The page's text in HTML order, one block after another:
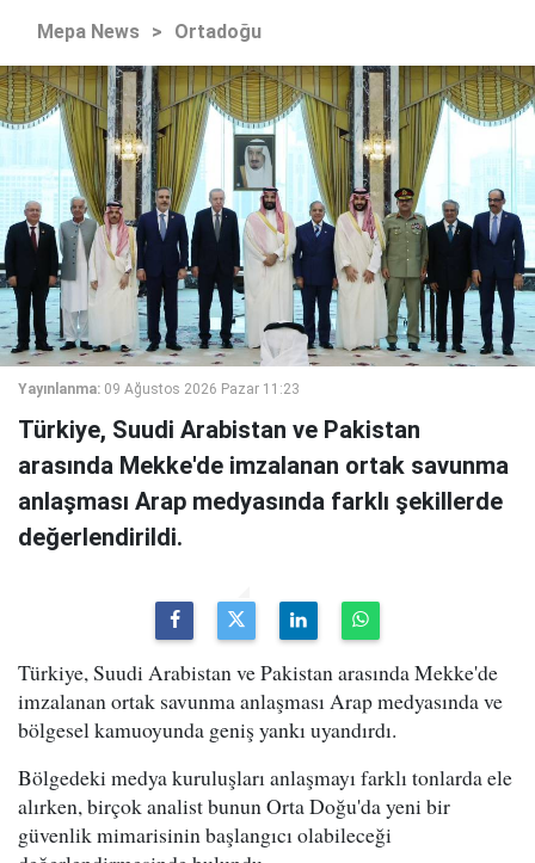
Mepa News > Ortadoğu
Yayınlanma: 09 Ağustos 2026 Pazar 11:23
Türkiye, Suudi Arabistan ve Pakistan
arasında Mekke'de imzalanan ortak savunma
anlaşması Arap medyasında farklı şekillerde
değerlendirildi.
Türkiye, Suudi Arabistan ve Pakistan arasında Mekke'de
imzalanan ortak savunma anlaşması Arap medyasında ve
bölgesel kamuoyunda geniş yankı uyandırdı.
Bölgedeki medya kuruluşları anlaşmayı farklı tonlarda ele
alırken, birçok analist bunun Orta Doğu'da yeni bir
güvenlik mimarisinin başlangıcı olabileceği